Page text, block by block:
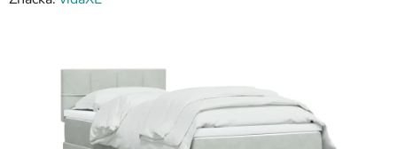
hviezdičiek.